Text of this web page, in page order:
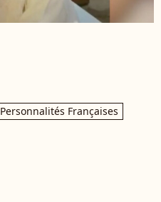
Personnalités Françaises